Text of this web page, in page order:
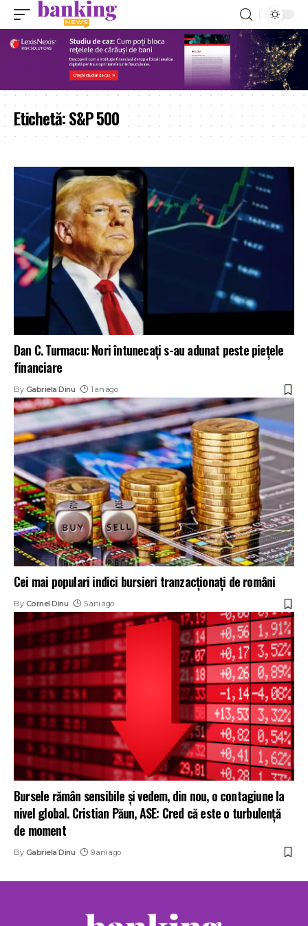
Etichetă:S&P 500
Dan C. Turmacu: Nori întunecați s-au adunat peste piețele
financiare
By Gabriela Dinu 1 an ago
Cei mai populari indici bursieri tranzacționați de români
By Cornel Dinu 5 ani ago
Bursele rămân sensibile și vedem, din nou, o contagiune la
nivel global. Cristian Păun, ASE: Cred că este o turbulenţă
de moment
By Gabriela Dinu 9 ani ago